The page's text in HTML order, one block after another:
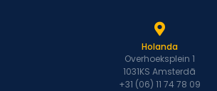
Holanda
Overhoeksplein 1
1031KS Amsterdã
+31 (06) 11 74 78 09